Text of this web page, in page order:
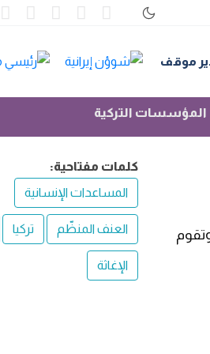
موقف
المؤسسات التركية
كلمات مفتاحية:
المساعدات الإنسانية
العنف المنظّم تركيا
الإغاثة